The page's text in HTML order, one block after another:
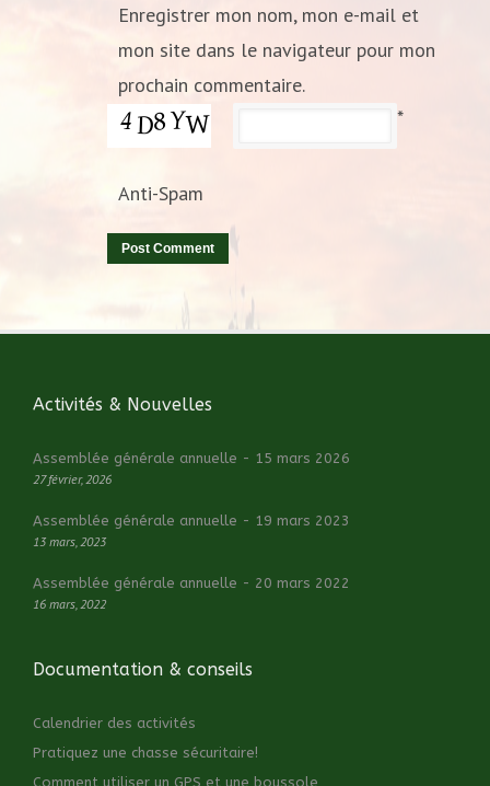
Enregistrer mon nom, mon e-mail et
mon site dans le navigateur pour mon
prochain commentaire.
Anti-Spam
*
Activités & Nouvelles
Assemblée générale annuelle - 15 mars 2026
27 février, 2026
Assemblée générale annuelle - 19 mars 2023
13 mars, 2023
Assemblée générale annuelle - 20 mars 2022
16 mars, 2022
Documentation & conseils
Calendrier des activités
Pratiquez une chasse sécuritaire!
Comment utiliser un GPS et une boussole